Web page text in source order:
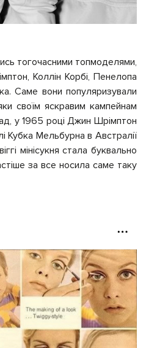
тогочасними топмоделями,
Коллін Корбі, Пенелопа
Саме вони популяризували
своїм яскравим кампейнам
у 1965 році Джин Шрімптон
Кубка Мельбурна в Австралії
мінісукня стала буквально
за все носила саме таку